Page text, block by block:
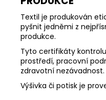
Textil je produkován
pyšnit jedněmi z
produkce.
Tyto certifikáty
prostředí, pracovní
zdravotní nezávadnost.
Výšivka či potisk je